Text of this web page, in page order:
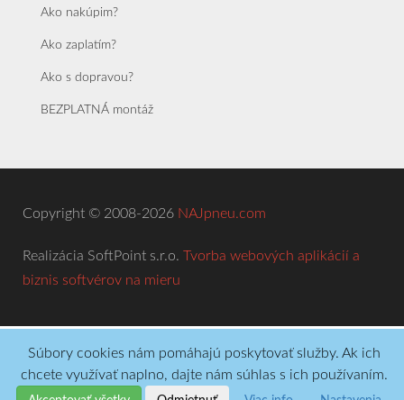
Ako nakúpim?
Ako zaplatím?
Ako s dopravou?
BEZPLATNÁ montáž
Copyright © 2008-2026 NAJpneu.com
Realizácia SoftPoint s.r.o. Tvorba webových aplikácií a
biznis softvérov na mieru
Súbory cookies nám pomáhajú poskytovať služby. Ak ich
chcete využívať naplno, dajte nám súhlas s ich používaním.